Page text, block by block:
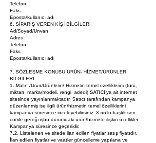
Telefon
Faks
Eposta/kullanıcı adı
6. SİPARİŞ VEREN KİŞİ BİLGİLERİ
Ad/Soyad/Unvan
Adres
Telefon
Faks
Eposta/kullanıcı adı
7. SÖZLEŞME KONUSU ÜRÜN- HİZMET/ÜRÜNLER
BİLGİLERİ
1. Malın /Ürün/Ürünlerin/ Hizmetin temel özelliklerini (türü,
miktarı, marka/modeli, rengi, adedi) SATICI’ya ait internet
sitesinde yayınlanmaktadır. Satıcı tarafından kampanya
düzenlenmiş ise ilgili ürün/hizmetin temel özelliklerini
kampanya süresince inceleyebilirsiniz. 3 no’lu başlık son
cümle gereği işbu durumdaki ürün/hizmete ilişkin özellikler
Kampanya süresince geçerlidir.
7.2. Listelenen ve sitede ilan edilen fiyatlar satış fiyatıdır.
İlan edilen fiyatlar ve vaatler güncelleme yapılana ve